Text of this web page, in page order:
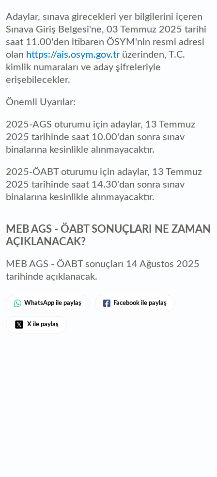
Adaylar, sınava girecekleri yer bilgilerini içeren
Sınava Giriş Belgesi'ne, 03 Temmuz 2025 tarihi
saat 11.00'den itibaren ÖSYM'nin resmi adresi
olan https://ais.osym.gov.trüzerinden, T.C.
kimlik numaraları ve aday şifreleriyle
erişebilecekler.
Önemli Uyarılar:
2025-AGS oturumu için adaylar, 13 Temmuz
2025 tarihinde saat 10.00'dan sonra sınav
binalarına kesinlikle alınmayacaktır.
2025-ÖABT oturumu için adaylar, 13 Temmuz
2025 tarihinde saat 14.30'dan sonra sınav
binalarına kesinlikle alınmayacaktır.
MEB AGS - ÖABT SONUÇLARI NE ZAMAN
AÇIKLANACAK?
MEB AGS - ÖABT sonuçları 14 Ağustos 2025
tarihinde açıklanacak.
WhatsApp ile paylaş Facebook ile paylaş
X ile paylaş